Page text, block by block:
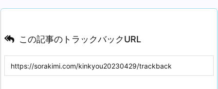
この記事のトラックバックURL